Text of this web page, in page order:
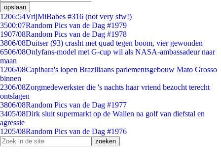
opslaan
1206:54VrijMiBabes #316 (not very sfw!)
3500:07Random Pics van de Dag #1979
1907/08Random Pics van de Dag #1978
3806/08Duitser (93) crasht met quad tegen boom, vier gewonden
6506/08Onlyfans-model met G-cup wil als NASA-ambassadeur naar
maan
1206/08Capibara's lopen Braziliaans parlementsgebouw Mato Grosso
binnen
2306/08Zorgmedewerkster die 's nachts haar vriend bezocht terecht
ontslagen
3806/08Random Pics van de Dag #1977
3405/08Dirk sluit supermarkt op de Wallen na golf van diefstal en
agressie
1205/08Random Pics van de Dag #1976